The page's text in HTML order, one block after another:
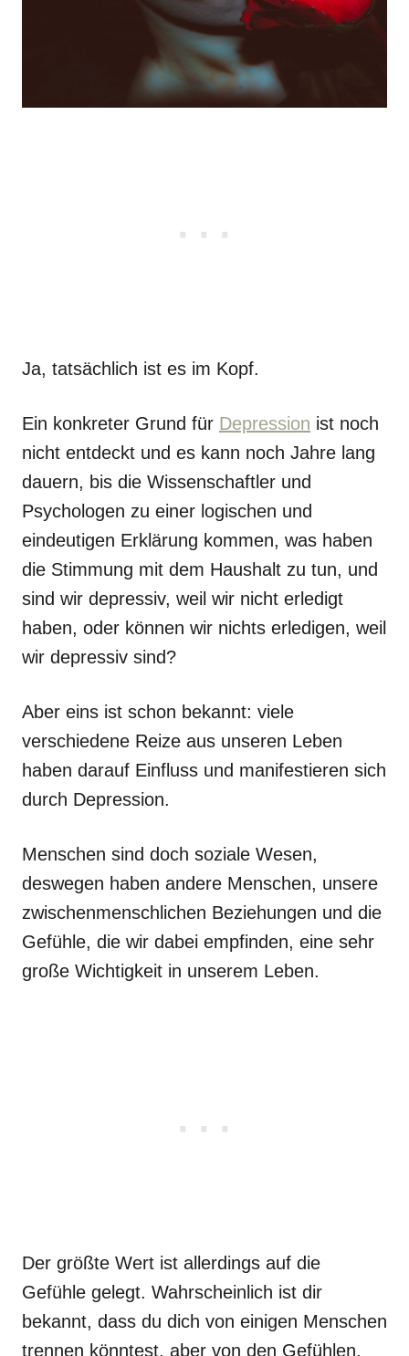
Ja, tatsächlich ist es im Kopf.
Ein konkreter Grund für Depression ist noch
nicht entdeckt und es kann noch Jahre lang
dauern, bis die Wissenschaftler und
Psychologen zu einer logischen und
eindeutigen Erklärung kommen, was haben
die Stimmung mit dem Haushalt zu tun, und
sind wir depressiv, weil wir nicht erledigt
haben, oder können wir nichts erledigen, weil
wir depressiv sind?
Aber eins ist schon bekannt: viele
verschiedene Reize aus unseren Leben
haben darauf Einfluss und manifestieren sich
durch Depression.
Menschen sind doch soziale Wesen,
deswegen haben andere Menschen, unsere
zwischenmenschlichen Beziehungen und die
Gefühle, die wir dabei empfinden, eine sehr
große Wichtigkeit in unserem Leben.
Der größte Wert ist allerdings auf die
Gefühle gelegt. Wahrscheinlich ist dir
bekannt, dass du dich von einigen Menschen
trennen könntest, aber von den Gefühlen,